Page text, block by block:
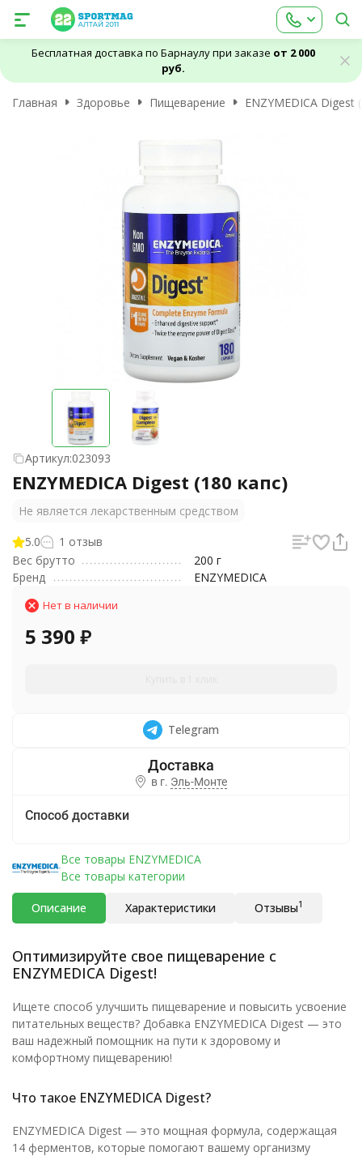
Бесплатная доставка по Барнаулу при заказе от 2 000
руб.
Главная Здоровье Пищеварение ENZYMEDICA Digest
Артикул:023093
ENZYMEDICA Digest (180 капс)
Не является лекарственным средством
5.0
1 отзыв
Вес брутто
200 г
Бренд
ENZYMEDICA
Нет в наличии
5 390 ₽
Telegram
в г. Эль-Монте
Способ доставки
Все товары ENZYMEDICA
Все товары категории
Описание Характеристики Отзывы1
Оптимизируйте свое пищеварение с
ENZYMEDICA Digest!
Ищете способ улучшить пищеварение и повысить усвоение
питательных веществ? Добавка ENZYMEDICA Digest — это
ваш надежный помощник на пути к здоровому и
комфортному пищеварению!
Что такое ENZYMEDICA Digest?
ENZYMEDICA Digest — это мощная формула, содержащая
14 ферментов, которые помогают вашему организму